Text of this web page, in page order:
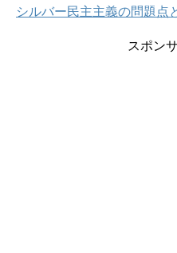
シルバー民主主義の問題点
スポン